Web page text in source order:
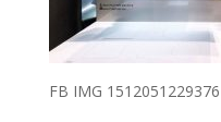
FB IMG 1512051229376